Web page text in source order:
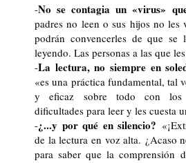
-No se contagia un «virus»
padres no leen o sus hijos no les
podrán convencerles de que
leyendo. Las personas a las que
-La lectura, no siempre en
«es una práctica fundamental, tal
y eficaz sobre todo con los
dificultades para leer y les cuesta
-¿...y por qué en silencio?
de la lectura en voz alta. ¿Acaso
para saber que la comprensión